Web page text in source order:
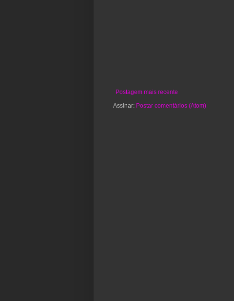
Postagem mais recente
Assinar: Postar comentários (Atom)